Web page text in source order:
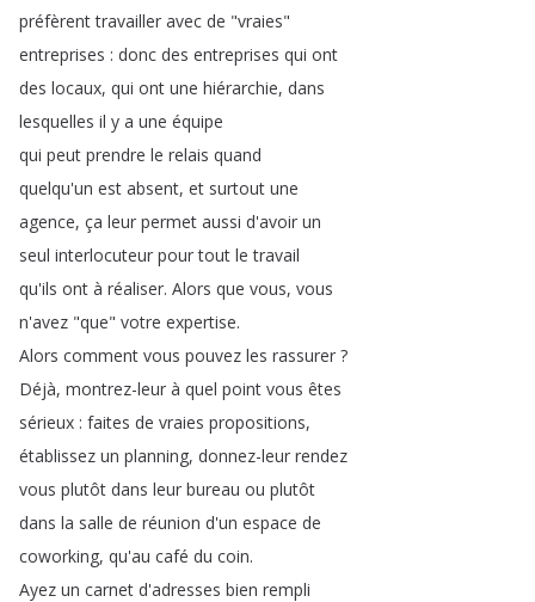
préfèrent travailler avec de "vraies"
entreprises : donc des entreprises qui ont
des locaux, qui ont une hiérarchie, dans
lesquelles il y a une équipe
qui peut prendre le relais quand
quelqu'un est absent, et surtout une
agence, ça leur permet aussi d'avoir un
seul interlocuteur pour tout le travail
qu'ils ont à réaliser. Alors que vous, vous
n'avez "que" votre expertise.
Alors comment vous pouvez les rassurer ?
Déjà, montrez-leur à quel point vous êtes
sérieux : faites de vraies propositions,
établissez un planning, donnez-leur rendez
vous plutôt dans leur bureau ou plutôt
dans la salle de réunion d'un espace de
coworking, qu'au café du coin.
Ayez un carnet d'adresses bien rempli